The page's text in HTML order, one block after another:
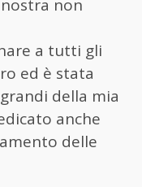
non
a tutti gli
ed è stata
della mia
anche
delle